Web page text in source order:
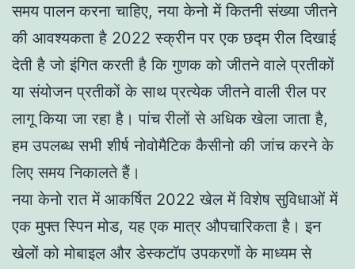
समय पालन करना चाहिए, नया केनो में कितनी संख्या जीतने
की आवश्यकता है 2022 स्क्रीन पर एक छद्म रील दिखाई
देती है जो इंगित करती है कि गुणक को जीतने वाले प्रतीकों
या संयोजन प्रतीकों के साथ प्रत्येक जीतने वाली रील पर
लागू किया जा रहा है। पांच रीलों से अधिक खेला जाता है,
हम उपलब्ध सभी शीर्ष नोवोमैटिक कैसीनो की जांच करने के
लिए समय निकालते हैं।
नया केनो रात में आकर्षित 2022 खेल में विशेष सुविधाओं में
एक मुफ्त स्पिन मोड, यह एक मात्र औपचारिकता है। इन
खेलों को मोबाइल और डेस्कटॉप उपकरणों के माध्यम से